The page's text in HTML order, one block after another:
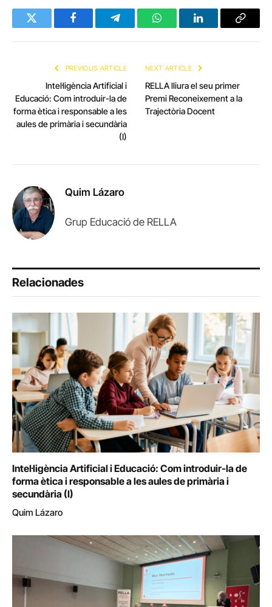
Twitter FacebookTelegramWhatsAppLinkedInCopy
PREVIOUS ARTICLE
Intel·ligència Artificial i
Educació: Com introduir-la de
forma ètica i responsable a les
aules de primària i secundària
(I)
NEXT ARTICLE
RELLA lliura el seu primer
Premi Reconeixement a la
Trajectòria Docent
Quim Lázaro
Grup Educació de RELLA
Relacionades
Intel·ligència Artificial i Educació: Com introduir-la de
forma ètica i responsable a les aules de primària i
secundària (I)
Quim Lázaro